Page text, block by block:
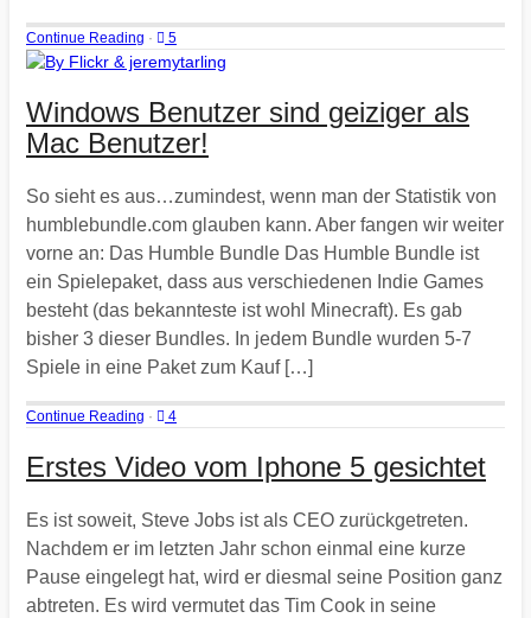
Continue Reading · 5
Windows Benutzer sind geiziger als
Mac Benutzer!
So sieht es aus…zumindest, wenn man der Statistik von
humblebundle.com glauben kann. Aber fangen wir weiter
vorne an: Das Humble Bundle Das Humble Bundle ist
ein Spielepaket, dass aus verschiedenen Indie Games
besteht (das bekannteste ist wohl Minecraft). Es gab
bisher 3 dieser Bundles. In jedem Bundle wurden 5-7
Spiele in eine Paket zum Kauf […]
Continue Reading · 4
Erstes Video vom Iphone 5 gesichtet
Es ist soweit, Steve Jobs ist als CEO zurückgetreten.
Nachdem er im letzten Jahr schon einmal eine kurze
Pause eingelegt hat, wird er diesmal seine Position ganz
abtreten. Es wird vermutet das Tim Cook in seine